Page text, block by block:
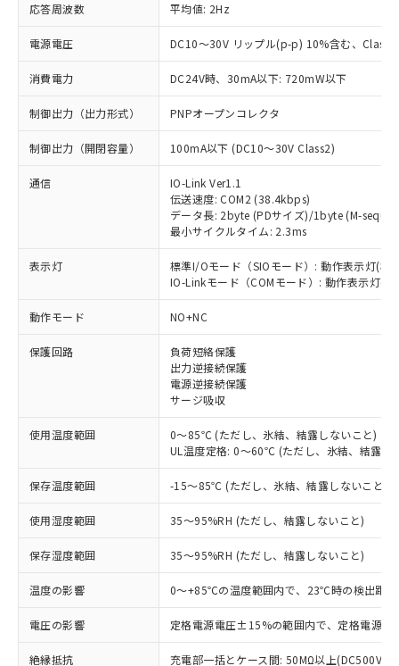
応答周波数 平均値: 2Hz
電源電圧 DC10～30V リップル(p-p) 10%含む、Class2
消費電力 DC24V時、30mA以下: 720mW以下
制御出力（出力形式） PNPオープンコレクタ
制御出力（開閉容量） 100mA以下 (DC10～30V Class2)
通信
IO-Link Ver1.1
伝送速度: COM2 (38.4kbps)
データ長: 2byte (PDサイズ)/1byte (M-
最小サイクルタイム: 2.3ms
表示灯
標準I/Oモード（SIOモード）: 動作表示灯(橙
IO-Linkモード（COMモード）: 動作表示灯(
動作モード NO+NC
保護回路
負荷短絡保護
出力逆接続保護
電源逆接続保護
サージ吸収
使用温度範囲
0～85℃ (ただし、氷結、結露しないこと)
UL温度定格: 0～60℃ (ただし、氷結、結露し
保存温度範囲 -15～85℃ (ただし、氷結、結露しないこと)
使用湿度範囲 35～95%RH (ただし、結露しないこと)
保存湿度範囲 35～95%RH (ただし、結露しないこと)
温度の影響 0～+85℃の温度範囲内で、23℃時の検出距
電圧の影響 定格電源電圧±15%の範囲内で、定格電源
絶縁抵抗 充電部一括とケース間: 50MΩ以上(DC500Vメ
ご利用条件
以下の条件をお読みいただき、同意のうえ
ご利用ください。
本サービスは、当社制御機器事業取扱
商品の当社在庫状況および標準価格
(税抜)を提供させていただくもので
当社制御機器事業取扱商品の中には、
本サービスの対象外となる商品もある
ことをご了承ください。
在庫状況および標準価格照会結果は、
対応済み：EU RoHS指令（10物質）の
非含有に対応した製品が提供可能な商品で
対応予定：EU RoHS指令（10物質）の非含
有に対応した製品に切り替える予定のある
商品です。
対応予定なし：EU RoHS指令（10物質）の
非含有に非対応の商品で、対応品を出す予
定はありません。
調査・確認中：EU RoHS指令（10物質）の
非含有の対応状況を調査中または確認中の
非該当品：ライセンス料など無形物で、有
害物質有無と関係のない商品です。
仕入先様の事情により、非含有部品として
いたものが、含有品と判明した場合などや
※1 中国RoHS○×表
「○」：最大均質材料含有率が中国RoHSの
基準値以下であることを示します。
「×」：最大均質材料含有率が中国RoHSの
基準値を超えていることを示します。
「－」：未確認です。当社販売部門へお問
い合わせください。
当社は、これら貴社製品のうち、外国
為替および外国貿易法に定める商品
（以下｢規制貨物等」という）を輸出